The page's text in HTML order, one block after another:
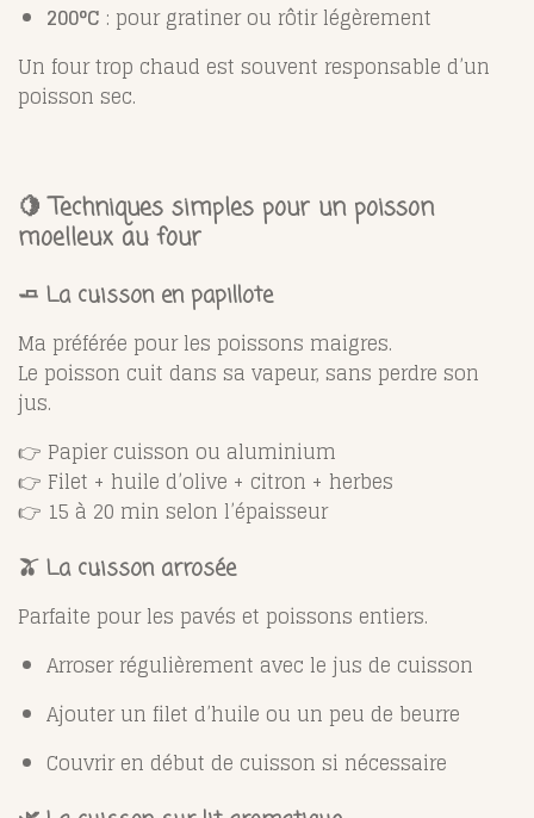
200°C : pour gratiner ou rôtir légèrement
Un four trop chaud est souvent responsable d’un
poisson sec.
🍋 Techniques simples pour un poisson
moelleux au four
🧈 La cuisson en papillote
Ma préférée pour les poissons maigres.
Le poisson cuit dans sa vapeur, sans perdre son
jus.
👉 Papier cuisson ou aluminium
👉 Filet + huile d’olive + citron + herbes
👉 15 à 20 min selon l’épaisseur
🫒 La cuisson arrosée
Parfaite pour les pavés et poissons entiers.
Arroser régulièrement avec le jus de cuisson
Ajouter un filet d’huile ou un peu de beurre
Couvrir en début de cuisson si nécessaire